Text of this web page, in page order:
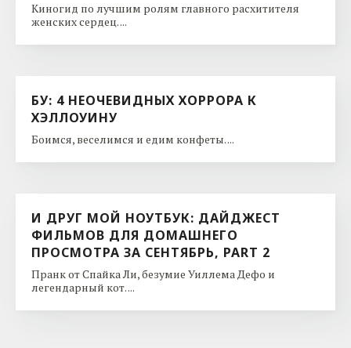
Киногид по лучшим ролям главного расхитителя
женских сердец. ...
БУ: 4 НЕОЧЕВИДНЫХ ХОРРОРА К
ХЭЛЛОУИНУ
Боимся, веселимся и едим конфеты. ...
И ДРУГ МОЙ НОУТБУК: ДАЙДЖЕСТ
ФИЛЬМОВ ДЛЯ ДОМАШНЕГО
ПРОСМОТРА ЗА СЕНТЯБРЬ, PART 2
Пранк от Спайка Ли, безумие Уиллема Дефо и
легендарный кот. ...